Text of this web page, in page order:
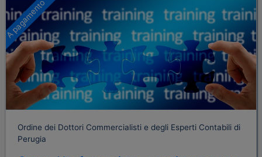
A pagamento
Ordine dei Dottori Commercialisti e degli Esperti Contabili di
Perugia